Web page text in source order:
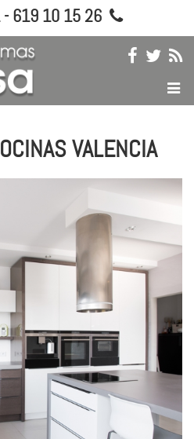
619 10 15 26
VALENCIA